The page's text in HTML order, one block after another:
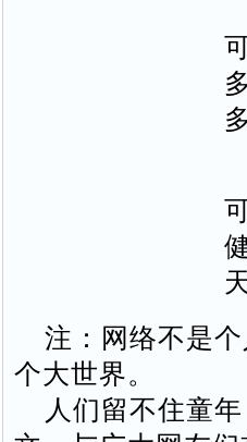
注：网络不是个
个大世界。
人们留不住童年